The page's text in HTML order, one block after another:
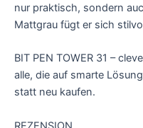
nur praktisch, sondern
Mattgrau fügt er sich
BIT PEN TOWER 31 –
alle, die auf smarte
statt neu kaufen.